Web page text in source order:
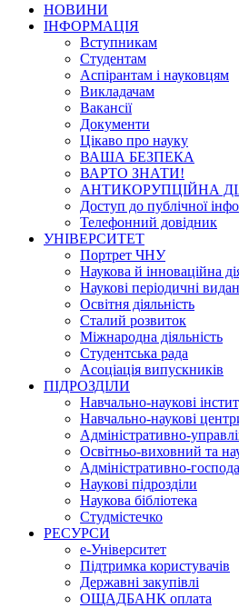
НОВИНИ
ІНФОРМАЦІЯ
Вступникам
Студентам
Аспірантам і науковцям
Викладачам
Вакансії
Документи
Цікаво про науку
ВАША БЕЗПЕКА
ВАРТО ЗНАТИ!
АНТИКОРУПЦІЙНА
Доступ до публічної
Телефонний довідник
УНІВЕРСИТЕТ
Портрет ЧНУ
Наукова й інноваційна
Наукові періодичні
Освітня діяльність
Сталий розвиток
Міжнародна діяльність
Студентська рада
Асоціація випускників
ПІДРОЗДІЛИ
Навчально-наукові
Навчально-наукові
Адміністративно-
Освітньо-виховний та
Адміністративно-
Наукові підрозділи
Наукова бібліотека
Студмістечко
РЕСУРСИ
е-Університет
Підтримка користувачів
Державні закупівлі
ОЩАДБАНК оплата